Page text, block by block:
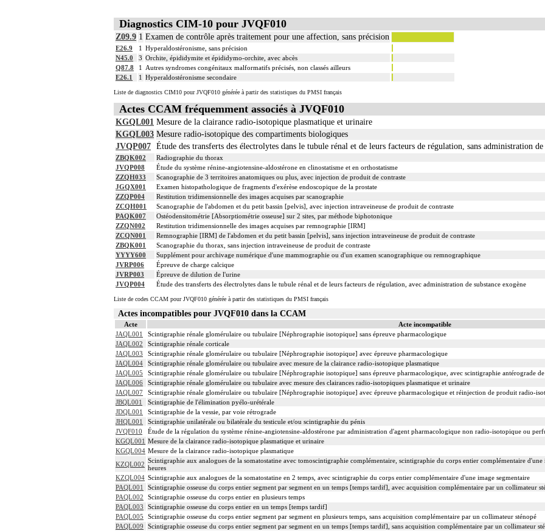
Diagnostics CIM-10 pour JVQF010
Z09.9 1 Examen de contrôle après traitement pour une affection, sans précision
E26.9 1 Hyperaldostéronisme, sans précision
N45.0
3 Orchite, épididymite et épididymo-orchite, avec abcès
Q87.8
1
Autres syndromes congénitaux malformatifs précisés, non classés ailleurs
E26.1
1 Hyperaldostéronisme secondaire
Liste de diagnostics CIM10 pour JVQF010 générée à partir des statistiques du PMSI français
Actes CCAM fréquemment associés à JVQF010
KGQL001 Mesure de la clairance radio-isotopique plasmatique et urinaire
KGQL003 Mesure radio-isotopique des compartiments biologiques
JVQP007 Étude des transferts des électrolytes dans le tubule rénal et de leurs facteurs de régulation, sans administration de
ZBQK002
Radiographie du thorax
JVQP008
Étude du système rénine-angiotensine-aldostérone en clinostatisme et en orthostatisme
ZZQH033
Scanographie de 3 territoires anatomiques ou plus, avec injection de produit de contraste
JGQX001
Examen histopathologique de fragments d'exérèse endoscopique de la prostate
ZZQP004
Restitution tridimensionnelle des images acquises par scanographie
ZCQH001
Scanographie de l'abdomen et du petit bassin [pelvis], avec injection intraveineuse de produit de contraste
PAQK007
Ostéodensitométrie [Absorptiométrie osseuse] sur 2 sites, par méthode biphotonique
ZZQN002
Restitution tridimensionnelle des images acquises par remnographie [IRM]
ZCQN001
Remnographie [IRM] de l'abdomen et du petit bassin [pelvis], sans injection intraveineuse de produit de contraste
ZBQK001
Scanographie du thorax, sans injection intraveineuse de produit de contraste
YYYY600
Supplément pour archivage numérique d'une mammographie ou d'un examen scanographique ou remnographique
JVRP006
Épreuve de charge calcique
JVRP003
Épreuve de dilution de l'urine
JVQP004
Étude des transferts des électrolytes dans le tubule rénal et de leurs facteurs de régulation, avec administration de substance exogène
Liste de codes CCAM pour JVQF010 générée à partir des statistiques du PMSI français
Actes incompatibles pour JVQF010 dans la CCAM
Acte
Acte incompatible
JAQL001
Scintigraphie rénale glomérulaire ou tubulaire [Néphrographie isotopique] sans épreuve pharmacologique
JAQL002
Scintigraphie rénale corticale
JAQL003
Scintigraphie rénale glomérulaire ou tubulaire [Néphrographie isotopique] avec épreuve pharmacologique
JAQL004
Scintigraphie rénale glomérulaire ou tubulaire avec mesure de la clairance radio-isotopique plasmatique
JAQL005
Scintigraphie rénale glomérulaire ou tubulaire [Néphrographie isotopique] sans épreuve pharmacologique, avec scintigraphie antérograde de
JAQL006
Scintigraphie rénale glomérulaire ou tubulaire avec mesure des clairances radio-isotopiques plasmatique et urinaire
JAQL007
Scintigraphie rénale glomérulaire ou tubulaire [Néphrographie isotopique] avec épreuve pharmacologique et réinjection de produit radio-
JBQL001
Scintigraphie de l'élimination pyélo-urétérale
JDQL001
Scintigraphie de la vessie, par voie rétrograde
JHQL001
Scintigraphie unilatérale ou bilatérale du testicule et/ou scintigraphie du pénis
JVQF010
Étude de la régulation du système rénine-angiotensine-aldostérone par administration d'agent pharmacologique non radio-isotopique ou
KGQL001 Mesure de la clairance radio-isotopique plasmatique et urinaire
KGQL004 Mesure de la clairance radio-isotopique plasmatique
KZQL002 Scintigraphie aux analogues de la somatostatine avec tomoscintigraphie complémentaire, scintigraphie du corps entier complémentaire
heures
KZQL004 Scintigraphie aux analogues de la somatostatine en 2 temps, avec scintigraphie du corps entier complémentaire d'une image segmentaire
PAQL001
Scintigraphie osseuse du corps entier segment par segment en un temps [temps tardif], avec acquisition complémentaire par un collimateur
PAQL002
Scintigraphie osseuse du corps entier en plusieurs temps
PAQL003
Scintigraphie osseuse du corps entier en un temps [temps tardif]
PAQL005
Scintigraphie osseuse du corps entier segment par segment en plusieurs temps, sans acquisition complémentaire par un collimateur sténopé
PAQL009
Scintigraphie osseuse du corps entier segment par segment en un temps [temps tardif], sans acquisition complémentaire par un collimateur